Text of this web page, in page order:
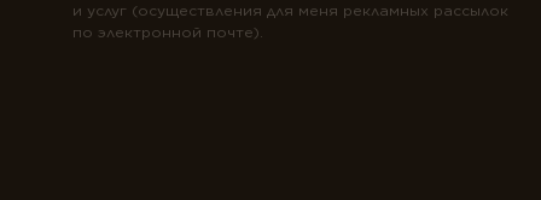
и услуг (осуществления для меня рекламных рассылок
по электронной почте).